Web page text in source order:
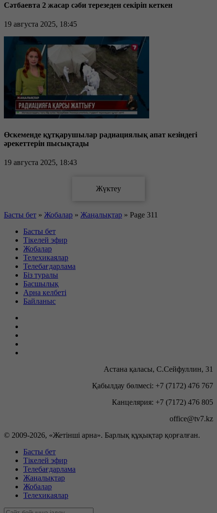
Сәтбаевта 2 жасар сәби терезеден секіріп кеткен
19 августа 2025, 18:45
Өскеменде құтқарушылар радиациялық апат кезіндегі
әрекеттерін пысықтады
19 августа 2025, 18:43
Басты бет » Жобалар » Жаңалықтар » Page 311
Басты бет
Тікелей эфир
Жобалар
Телехикаялар
Телебағдарлама
Біз туралы
Басшылық
Арна келбеті
Байланыс
Астана қаласы, С.Сейфуллин, 31
Қабылдау бөлмесі: +7 (7172) 476 767
Канцелярия: +7 (7172) 476 805
office@tv7.kz
© 2009-2026, «Жетінші арна». Барлық құқықтар қорғалған.
Басты бет
Тікелей эфир
Телебағдарлама
Жаңалықтар
Жобалар
Телехикаялар